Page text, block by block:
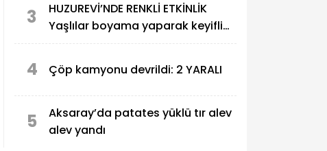
3
HUZUREVİ’NDE RENKLİ ETKİNLİK
Yaşlılar boyama yaparak keyifli
4 Çöp kamyonu devrildi: 2 YARALI
5
Aksaray’da patates yüklü tır alev
alev yandı